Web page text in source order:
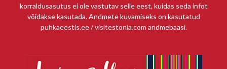
korraldusasutus ei ole vastutav selle eest, kuidas seda infot
võidakse kasutada. Andmete kuvamiseks on kasutatud
puhkaeestis.ee / visitestonia.com andmebaasi.